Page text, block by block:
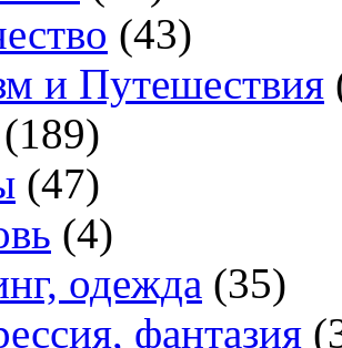
(43)
и Путешествия
(189)
(47)
(4)
одежда (35)
фантазия